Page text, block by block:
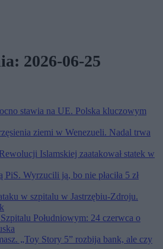
2026-06-25
stawia na UE. Polska kluczowym
ziemi w Wenezueli. Nadal trwa
Islamskiej zaatakował statek w
PiS. Wyrzucili ją, bo nie płaciła 5 zł
w szpitalu w Jastrzębiu-Zdroju.
Południowym: 24 czerwca o
„Toy Story 5” rozbija bank, ale czy